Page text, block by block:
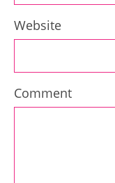
Website
Comment